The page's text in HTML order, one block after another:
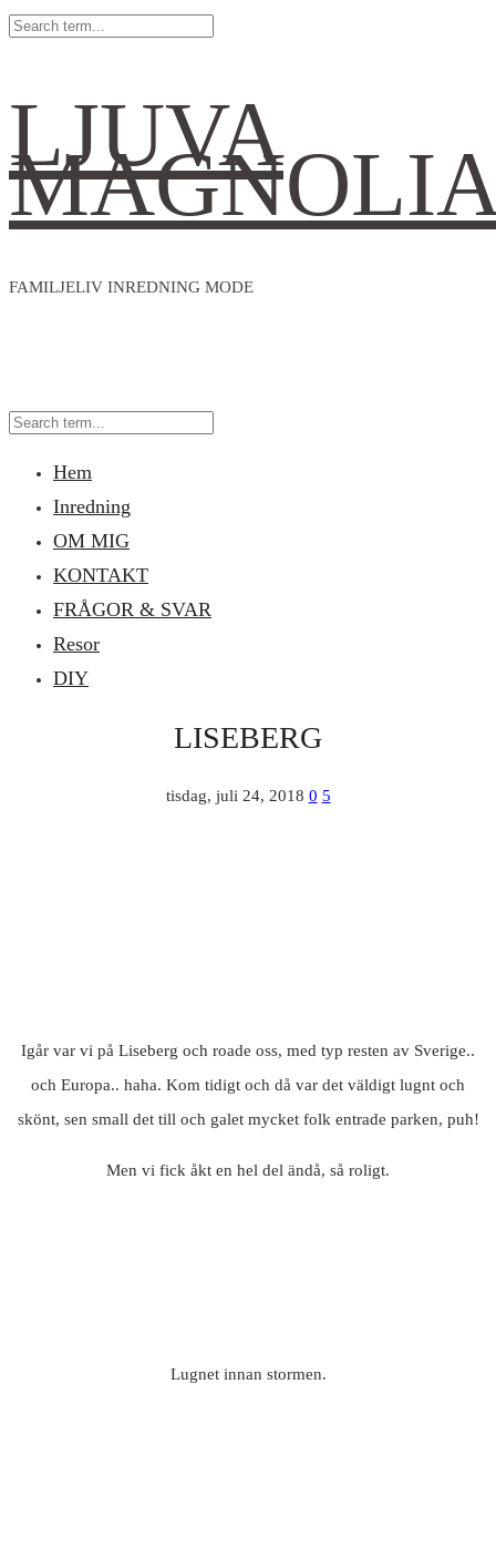
LJUVA
FAMILJELIV INREDNING MODE
Hem
Inredning
OM MIG
KONTAKT
FRÅGOR & SVAR
Resor
DIY
LISEBERG
tisdag, juli 24, 2018 0 5
Igår var vi på Liseberg och roade oss, med typ resten av Sverige..
och Europa.. haha. Kom tidigt och då var det väldigt lugnt och
skönt, sen small det till och galet mycket folk entrade parken, puh!
Men vi fick åkt en hel del ändå, så roligt.
Lugnet innan stormen.